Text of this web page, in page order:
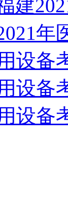
建
年
设备
设备
设备